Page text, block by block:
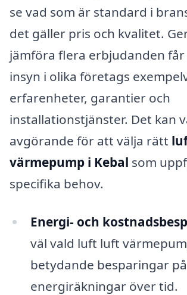
se vad som är standard i
det gäller pris och kvalitet.
jämföra flera erbjudanden får
insyn i olika företags
erfarenheter, garantier och
installationstjänster. Det kan
avgörande för att välja rätt
värmepump i Kebal som
specifika behov.
Energi- och
väl vald luft luft
betydande besparingar
energiräkningar över tid.